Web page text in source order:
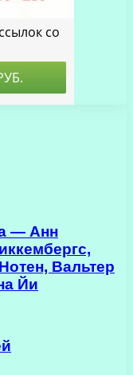
— Анн
Вальтер
Йи